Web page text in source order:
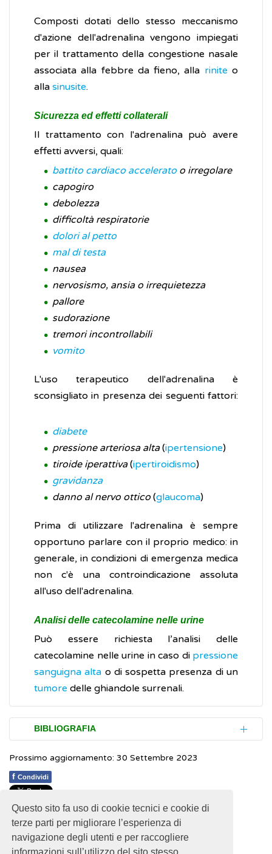
Questo sito fa uso di cookie tecnici e cookie di
terze parti per migliorare l’esperienza di
navigazione degli utenti e per raccogliere
informazioni sull’utilizzo del sito stesso.
Composti dotati dello stesso meccanismo
d'azione dell'adrenalina vengono impiegati
per il trattamento della congestione nasale
associata alla febbre da fieno, alla rinite o
alla sinusite.
Sicurezza ed effetti collaterali
Il trattamento con l'adrenalina può avere
effetti avversi, quali:
battito cardiaco acceleratoo irregolare
capogiro
debolezza
difficoltà respiratorie
dolori al petto
mal di testa
nausea
nervosismo, ansia o irrequietezza
pallore
sudorazione
tremori incontrollabili
vomito
L'uso terapeutico dell'adrenalina è
sconsigliato in presenza dei seguenti fattori:
diabete
pressione arteriosa alta(ipertensione)
tiroide iperattiva(ipertiroidismo)
gravidanza
danno al nervo ottico(glaucoma)
Prima di utilizzare l'adrenalina è sempre
opportuno parlare con il proprio medico: in
generale, in condizioni di emergenza medica
non c'è una controindicazione assoluta
all'uso dell'adrenalina.
Analisi delle catecolamine nelle urine
Può essere richiesta l’analisi delle
catecolamine nelle urine in caso di pressione
sanguigna alta o di sospetta presenza di un
tumore delle ghiandole surrenali.
BIBLIOGRAFIA
Mayo Clinic.Stress management(Inglese)
Treccani. Dizionario di Medicina.
Ospedale Niguarda.Esami di laboratorio.
Adrenalina
Prossimo aggiornamento: 30 Settembre 2023
f Condividi
1 1 1 1 1 Rating 2.14 (7 Votes)